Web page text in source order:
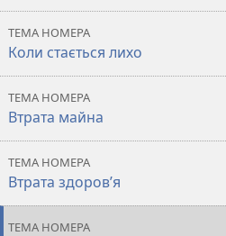
лихо
ТЕМА НОМЕРА
Коли стається лихо
ТЕМА НОМЕРА
Втрата майна
ТЕМА НОМЕРА
Втрата здоров’я
ТЕМА НОМЕРА